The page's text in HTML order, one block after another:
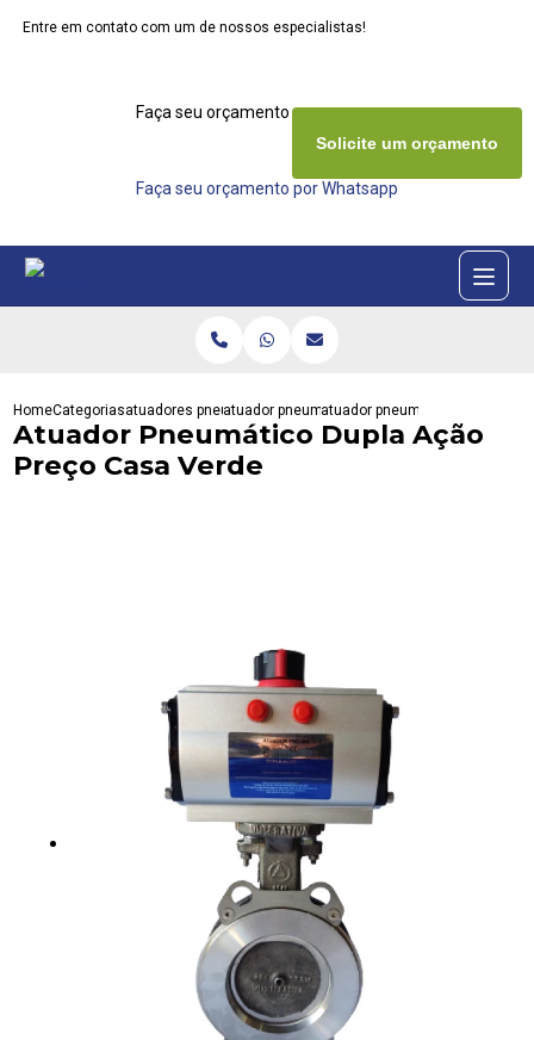
Entre em contato com um de nossos especialistas!
Faça seu orçamento agora mesmo
Faça seu orçamento por Whatsapp
Solicite um orçamento
HomeCategoriasatuadores pneumaticosatuador pneumatico retorno por mola
atuador pneumatico dupla
Atuador Pneumático Dupla Ação
Preço Casa Verde